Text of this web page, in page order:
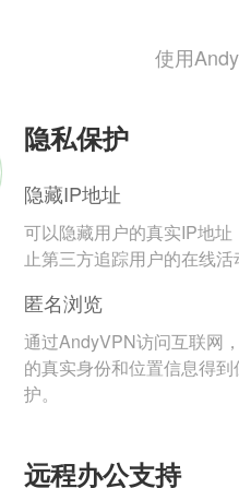
使用
隐私保护
隐藏IP地址
可以隐藏用户的真实IP地址
止第三方追踪用户的在线活
匿名浏览
通过AndyVPN访问互联网
的真实身份和位置信息得到
护。
远程办公支持